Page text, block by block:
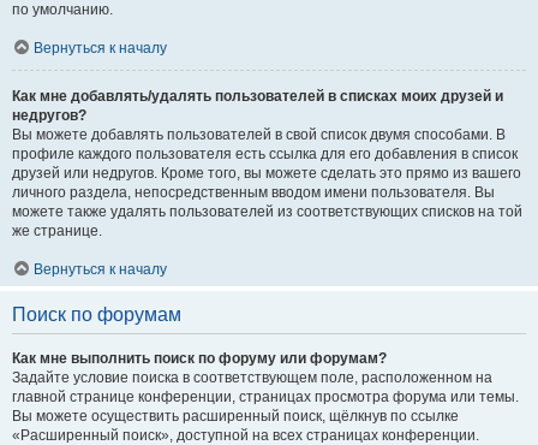
по умолчанию.
Вернуться к началу
Как мне добавлять/удалять пользователей в списках моих друзей и
недругов?
Вы можете добавлять пользователей в свой список двумя способами. В
профиле каждого пользователя есть ссылка для его добавления в список
друзей или недругов. Кроме того, вы можете сделать это прямо из вашего
личного раздела, непосредственным вводом имени пользователя. Вы
можете также удалять пользователей из соответствующих списков на той
же странице.
Вернуться к началу
Поиск по форумам
Как мне выполнить поиск по форуму или форумам?
Задайте условие поиска в соответствующем поле, расположенном на
главной странице конференции, страницах просмотра форума или темы.
Вы можете осуществить расширенный поиск, щёлкнув по ссылке
«Расширенный поиск», доступной на всех страницах конференции.